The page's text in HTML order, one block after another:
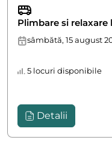
Plimbare si relaxare
sâmbătă, 15 august
5 locuri disponibile
Detalii